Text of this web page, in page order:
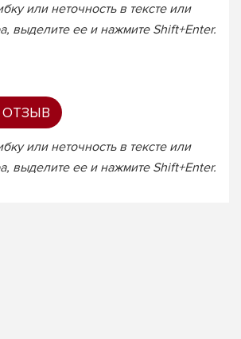
или неточность в тексте или
выделите ее и нажмите Shift+Enter.
или неточность в тексте или
выделите ее и нажмите Shift+Enter.